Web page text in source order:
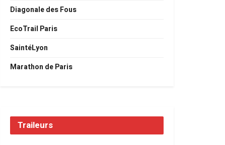
Diagonale des Fous
EcoTrail Paris
SaintéLyon
Marathon de Paris
Traileurs